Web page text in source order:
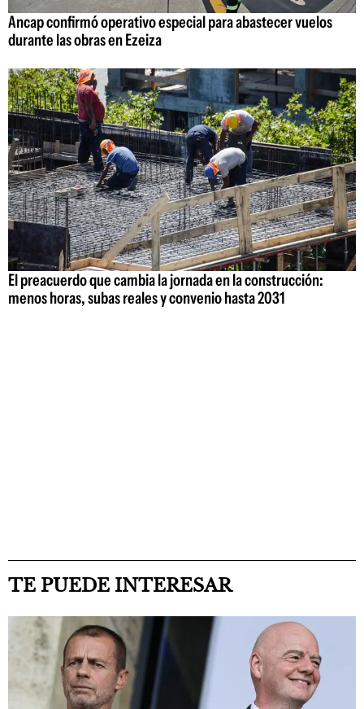
Ancap confirmó operativo especial para abastecer vuelos
durante las obras en Ezeiza
El preacuerdo que cambia la jornada en la construcción:
menos horas, subas reales y convenio hasta 2031
TE PUEDE INTERESAR